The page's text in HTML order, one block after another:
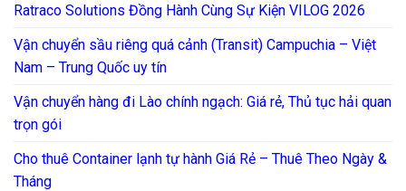
Ratraco Solutions Đồng Hành Cùng Sự Kiện VILOG 2026
Vận chuyển sầu riêng quá cảnh (Transit) Campuchia – Việt
Nam – Trung Quốc uy tín
Vận chuyển hàng đi Lào chính ngạch: Giá rẻ, Thủ tục hải quan
trọn gói
Cho thuê Container lạnh tự hành Giá Rẻ – Thuê Theo Ngày &
Tháng